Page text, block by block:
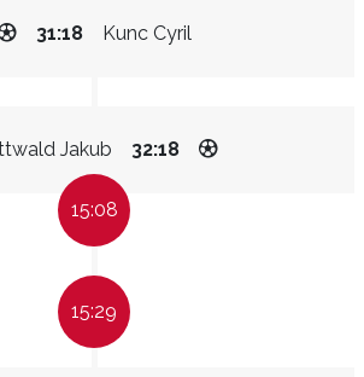
Kunc Cyril
31:18
Jakub 32:18
15:08
15:29